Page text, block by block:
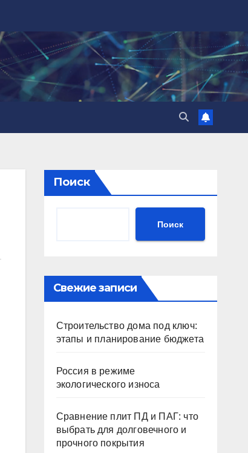
Поиск
Поиск
Свежие записи
Строительство дома под ключ:
этапы и планирование бюджета
Россия в режиме
экологического износа
Сравнение плит ПД и ПАГ: что
выбрать для долговечного и
прочного покрытия